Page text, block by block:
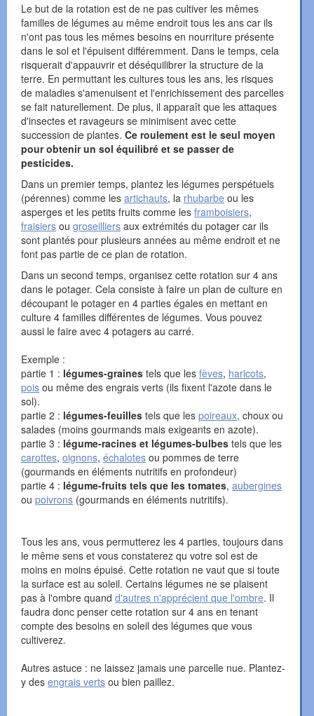
Le but de la rotation est de ne pas cultiver les mêmes
familles de légumes au même endroit tous les ans car ils
n'ont pas tous les mêmes besoins en nourriture présente
dans le sol et l'épuisent différemment. Dans le temps, cela
risquerait d'appauvrir et déséquilibrer la structure de la
terre. En permuttant les cultures tous les ans, les risques
de maladies s'amenuisent et l'enrichissement des parcelles
se fait naturellement. De plus, il apparaît que les attaques
d'insectes et ravageurs se minimisent avec cette
succession de plantes. Ce roulement est le seul moyen
pour obtenir un sol équilibré et se passer de
pesticides.
Dans un premier temps, plantez les légumes perspétuels
(pérennes) comme les artichauts, la rhubarbe ou les
asperges et les petits fruits comme les framboisiers,
fraisiers ou groseilliers aux extrémités du potager car ils
sont plantés pour plusieurs années au même endroit et ne
font pas partie de ce plan de rotation.
Dans un second temps, organisez cette rotation sur 4 ans
dans le potager. Cela consiste à faire un plan de culture en
découpant le potager en 4 parties égales en mettant en
culture 4 familles différentes de légumes. Vous pouvez
aussi le faire avec 4 potagers au carré.
Exemple :
partie 1 : légumes-graines tels que les fèves, haricots,
pois ou même des engrais verts (ils fixent l'azote dans le
sol).
partie 2 : légumes-feuilles tels que les poireaux, choux ou
salades (moins gourmands mais exigeants en azote).
partie 3 : légume-racines et légumes-bulbes tels que les
carottes, oignons, échalotes ou pommes de terre
(gourmands en éléments nutritifs en profondeur)
partie 4 : légume-fruits tels que les tomates, aubergines
ou poivrons (gourmands en éléments nutritifs).
Tous les ans, vous permutterez les 4 parties, toujours dans
le même sens et vous constaterez qu votre sol est de
moins en moins épuisé. Cette rotation ne vaut que si toute
la surface est au soleil. Certains légumes ne se plaisent
pas à l'ombre quand d'autres n'apprécient que l'ombre. Il
faudra donc penser cette rotation sur 4 ans en tenant
compte des besoins en soleil des légumes que vous
cultiverez.
Autres astuce : ne laissez jamais une parcelle nue. Plantez-
y des engrais verts ou bien paillez.